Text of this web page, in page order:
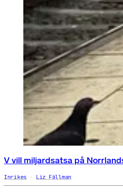
V vill miljardsatsa på
Inrikes Liz Fällman